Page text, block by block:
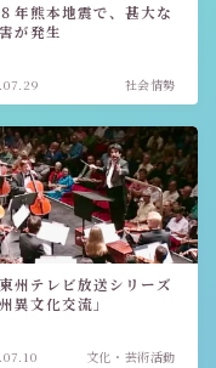
年熊本地震で、甚大な
が発生
社会情勢
州テレビ放送シリーズ
州異文化交流」
文化・芸術活動